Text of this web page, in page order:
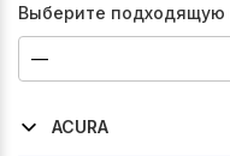
Выберите подходящую
ACURA